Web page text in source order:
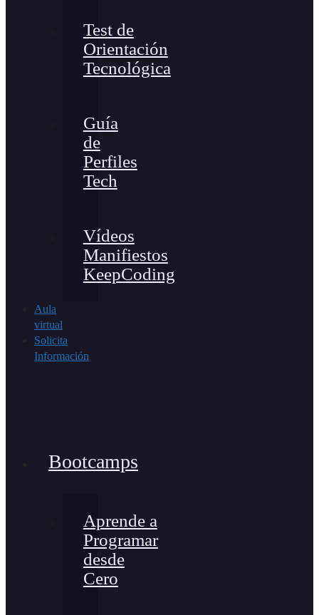
Test de
Orientación
Tecnológica
Guía
de
Perfiles
Tech
Vídeos
Manifiestos
KeepCoding
Aula
virtual
Solicita
Información
Bootcamps
Aprende a
Programar
desde
Cero